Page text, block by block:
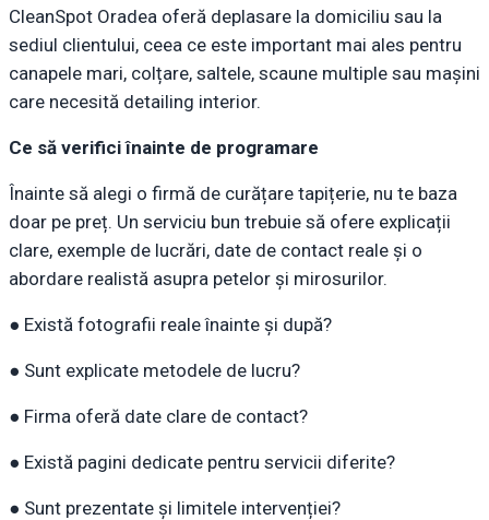
CleanSpot Oradea oferă deplasare la domiciliu sau la
sediul clientului, ceea ce este important mai ales pentru
canapele mari, colțare, saltele, scaune multiple sau mașini
care necesită detailing interior.
Ce să verifici înainte de programare
Înainte să alegi o firmă de curățare tapițerie, nu te baza
doar pe preț. Un serviciu bun trebuie să ofere explicații
clare, exemple de lucrări, date de contact reale și o
abordare realistă asupra petelor și mirosurilor.
● Există fotografii reale înainte și după?
● Sunt explicate metodele de lucru?
● Firma oferă date clare de contact?
● Există pagini dedicate pentru servicii diferite?
● Sunt prezentate și limitele intervenției?